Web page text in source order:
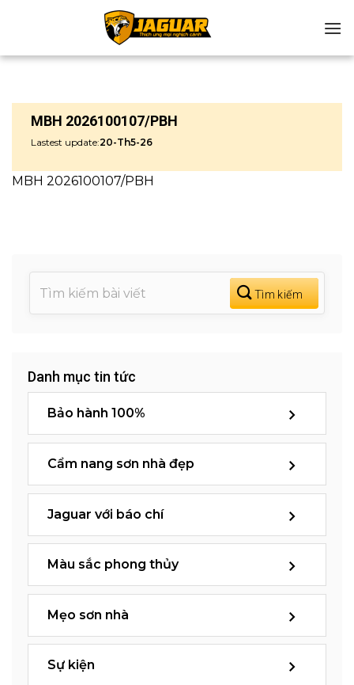
MBH 2026100107/PBH
Lastest update:20-Th5-26
MBH 2026100107/PBH
Danh mục tin tức
Bảo hành 100%
Cẩm nang sơn nhà đẹp
Jaguar với báo chí
Màu sắc phong thủy
Mẹo sơn nhà
Sự kiện